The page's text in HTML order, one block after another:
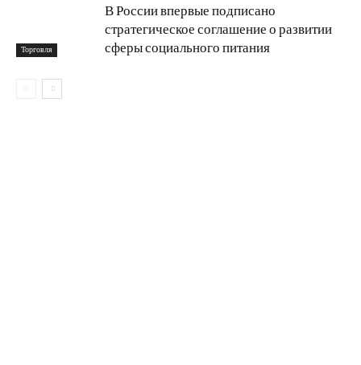
Торговля
В России впервые подписано
стратегическое соглашение о развитии
сферы социального питания